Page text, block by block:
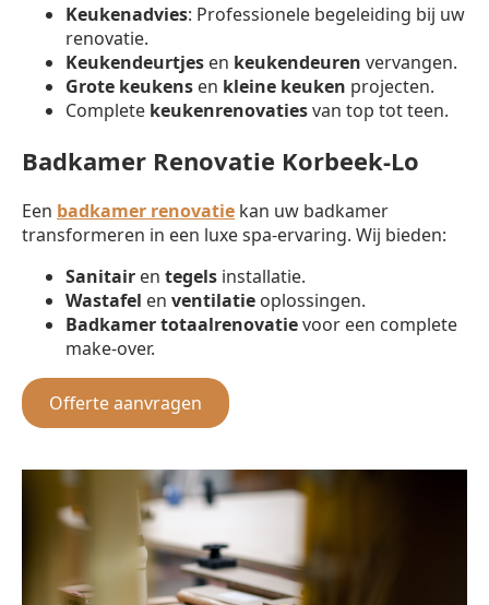
Keukenadvies: Professionele begeleiding bij uw
renovatie.
Keukendeurtjes en keukendeuren vervangen.
Grote keukens en kleine keuken projecten.
Complete keukenrenovatiesvan top tot teen.
Badkamer Renovatie Korbeek-Lo
Een badkamer renovatie kan uw badkamer
transformeren in een luxe spa-ervaring. Wij bieden:
Sanitair en tegels installatie.
Wastafel en ventilatie oplossingen.
Badkamer totaalrenovatievoor een complete
make-over.
Offerte aanvragen